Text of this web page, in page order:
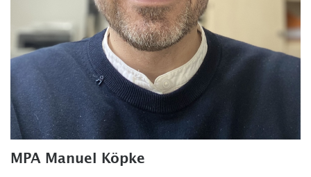
MPA Manuel Köpke